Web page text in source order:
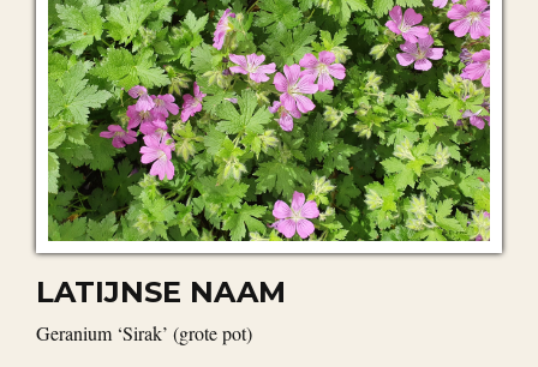
LATIJNSE NAAM
Geranium ‘Sirak’ (grote pot)